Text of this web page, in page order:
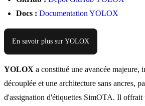
Docs : Documentation YOLOX
En savoir plus sur YOLOX
YOLOX a constitué une avancée majeure,
découplée et une architecture sans ancres,
d'assignation d'étiquettes SimOTA. Il